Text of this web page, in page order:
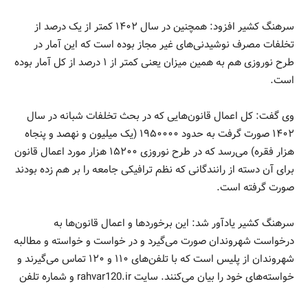
سرهنگ کشیر افزود: همچنین در سال ۱۴۰۲ کمتر از یک درصد از
تخلفات مصرف نوشیدنی‌های غیر مجاز بوده است که این آمار در
طرح نوروزی هم به همین میزان یعنی کمتر از ۱ درصد از کل آمار بوده
است.
وی گفت: کل اعمال قانون‌هایی که در بحث تخلفات شبانه در سال
۱۴۰۲ صورت گرفت به حدود ۱۹۵۰۰۰۰ (یک میلیون و نهصد و پنجاه
هزار فقره) می‌رسد که در طرح نوروزی ۱۵۲۰۰ هزار مورد اعمال قانون
برای آن دسته از رانندگانی که نظم ترافیکی جامعه را بر هم زده بودند
صورت گرفته است.
سرهنگ کشیر يادآور شد: این برخوردها و اعمال قانون‌ها به
درخواست شهروندان صورت می‌گیرد و در خواست و خواسته و مطالبه
شهروندان از پلیس است که با تلفن‌های ۱۱۰ و ۱۲۰ تماس می‌گیرند و
خواسته‌های خود را بیان می‌کنند. سایت rahvar120.ir و شماره تلفن